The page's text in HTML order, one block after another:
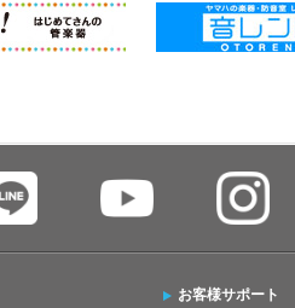
お客様サポート